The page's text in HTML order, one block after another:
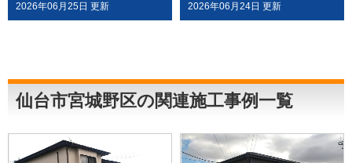
2026年06月25日 更新 2026年06月24日 更新
仙台市宮城野区の関連施工事例一覧